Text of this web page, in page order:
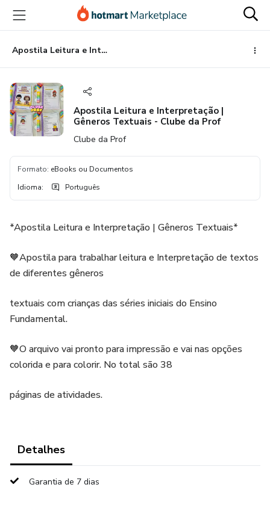
para
conteúdo
principal
para
pagamento
para
rodapé
Apostila Leitura e Interpretação | Gêneros Textuais - Clube da Prof
Apostila Leitura e Interpretação |
Gêneros Textuais - Clube da Prof
Clube da Prof
Formato: eBooks ou Documentos
Idioma: Português
*Apostila Leitura e Interpretação | Gêneros Textuais*
🧡Apostila para trabalhar leitura e Interpretação de textos
de diferentes gêneros
textuais com crianças das séries iniciais do Ensino
Fundamental.
🧡O arquivo vai pronto para impressão e vai nas opções
colorida e para colorir. No total são 38
páginas de atividades.
Detalhes
Garantia de 7 dias